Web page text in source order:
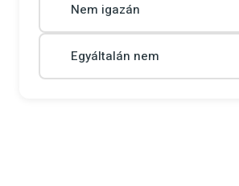
Nem igazán
Egyáltalán nem